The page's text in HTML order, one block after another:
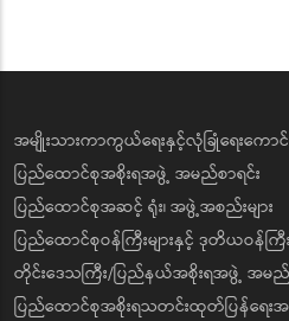
အမျိုးသားကာကွယ်ရေးနှင့်လုံခြုံရေးကော
ပြည်ထောင်စုအစိုးရအဖွဲ့ အမည်စာရင်း
ပြည်ထောင်စုအဆင့် ရုံး၊ အဖွဲ့အစည်းများ
ပြည်ထောင်စုဝန်ကြီးများနှင့် ဒုတိယဝန်ကြီး
တိုင်းဒေသကြီး/ပြည်နယ်အစိုးရအဖွဲ့ အမည်
ပြည်ထောင်စုအစိုးရသတင်းထုတ်ပြန်ရေး